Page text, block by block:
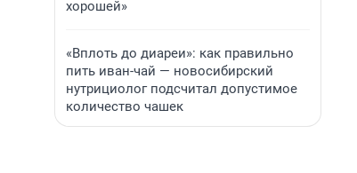
хорошей»
«Вплоть до диареи»: как правильно
пить иван-чай — новосибирский
нутрициолог подсчитал допустимое
количество чашек